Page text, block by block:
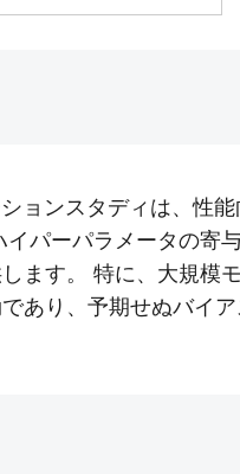
ョンスタディは、性
パーパラメータの寄
ます。 特に、大規模
あり、予期せぬバイ